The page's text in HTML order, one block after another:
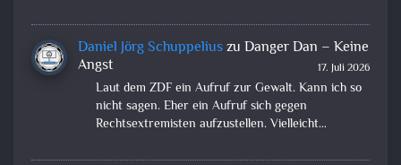
Daniel Jörg Schuppeliuszu Danger Dan – Keine
Angst
17. Juli 2026
Laut dem ZDF ein Aufruf zur Gewalt. Kann ich so
nicht sagen. Eher ein Aufruf sich gegen
Rechtsextremisten aufzustellen. Vielleicht…